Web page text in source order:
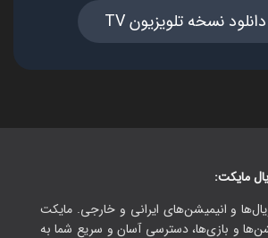
دانلود نسخه تلویزیون TV
مایکت:
و انیمیشن‌های ایرانی و خارجی. مایکت
و بازی‌ها، دسترسی آسان و سریع شما به